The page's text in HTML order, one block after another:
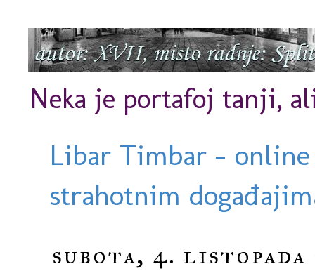
Neka je portafoj tanji,
Libar Timbar -
strahotnim
subota, 4. listopada